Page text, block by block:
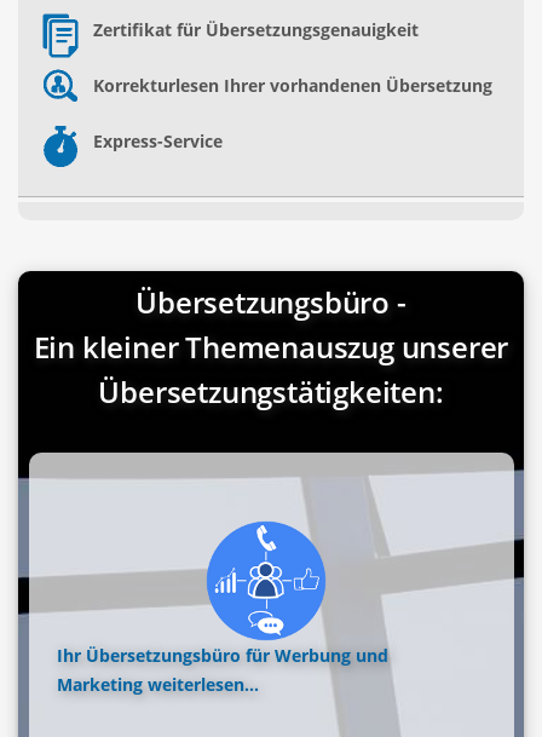
Zertifikat für Übersetzungsgenauigkeit
Korrekturlesen Ihrer vorhandenen Übersetzung
Express-Service
Übersetzungsbüro -
Ein kleiner Themenauszug unserer
Übersetzungstätigkeiten:
Ihr Übersetzungsbüro für Werbung und
Marketing weiterlesen...